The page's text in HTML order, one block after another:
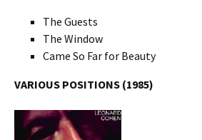
The Guests
The Window
Came So Far for Beauty
VARIOUS POSITIONS (1985)